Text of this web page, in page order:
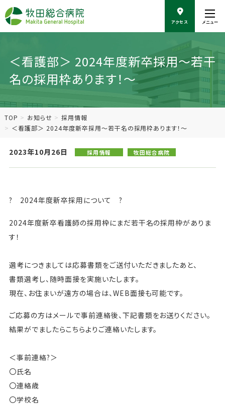
の
本
文
動
アクセス メニュー
＜看護部＞ 2024年度新卒採用～若干
名の採用枠あります！～
TOP お知らせ
採用情報
＜看護部＞ 2024年度新卒採用～若干名の採用枠あります！～
2023年10月26日 採用情報 牧田総合病院
? 2024年度新卒採用について ?
2024年度新卒看護師の採用枠にまだ若干名の採用枠がありま
す！
選考につきましては応募書類をご送付いただきましたあと、
書類選考し、随時面接を実施いたします。
現在、お住まいが遠方の場合は、WEB面接も可能です。
ご応募の方はメールで事前連絡後、下記書類をお送りください。
結果がでましたらこちらよりご連絡いたします。
＜事前連絡?＞
〇氏名
〇連絡歳
〇学校名